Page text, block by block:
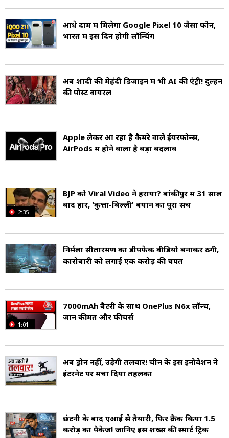
आधे दाम में मिलेगा Google Pixel 10 जैसा फोन,
भारत में इस दिन होगी लॉन्चिंग
अब शादी की मेहंदी डिजाइन में भी AI की एंट्री! दुल्हन
की पोस्ट वायरल
Apple लेकर आ रहा है कैमरे वाले ईयरफोन्स,
AirPods में होने वाला है बड़ा बदलाव
2:35
BJP को Viral Video ने हराया? बांकीपुर में 31 साल
बाद हार, 'कुत्ता-बिल्ली' बयान का पूरा सच
निर्मला सीतारमण का डीपफेक वीडियो बनाकर ठगी,
कारोबारी को लगाई एक करोड़ की चपत
1:01
7000mAh बैटरी के साथ OnePlus N6x लॉन्च,
जानें कीमत और फीचर्स
अब ड्रोन नहीं, उड़ेगी तलवार! चीन के इस इनोवेशन ने
इंटरनेट पर मचा दिया तहलका
छंटनी के बाद एआई से तैयारी, फिर क्रैक किया 1.5
करोड़ का पैकेज! जानिए इस शख्स की स्मार्ट ट्रिक